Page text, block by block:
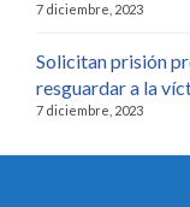
7 diciembre, 2023
Solicitan prisión
resguardar a la
7 diciembre, 2023